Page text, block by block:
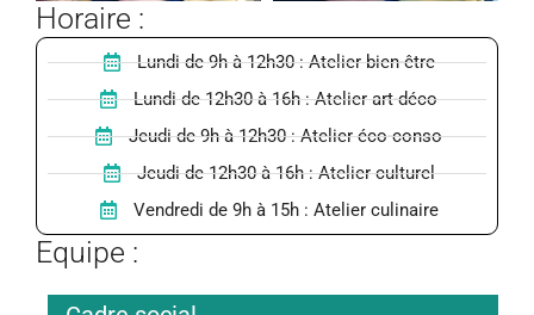
Horaire :
Lundi de 9h à 12h30 : Atelier bien-être
Lundi de 12h30 à 16h : Atelier art-déco
Jeudi de 9h à 12h30 : Atelier éco-conso
Jeudi de 12h30 à 16h : Atelier culturel
Vendredi de 9h à 15h : Atelier culinaire
Equipe :